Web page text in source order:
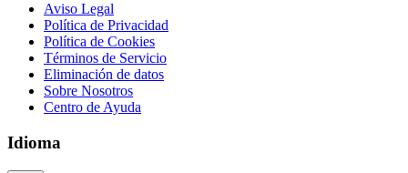
Aviso Legal
Política de Privacidad
Política de Cookies
Términos de Servicio
Eliminación de datos
Sobre Nosotros
Centro de Ayuda
Idioma